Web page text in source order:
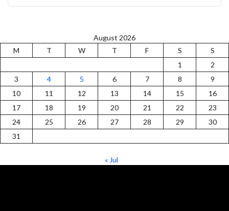
August 2026
M
T W T F S
S
1
2
3
4 5 6 7 8
9
10
11 12 13 14 15
16
17
18 19 20 21 22
23
24
25 26 27 28 29
30
31
« Jul